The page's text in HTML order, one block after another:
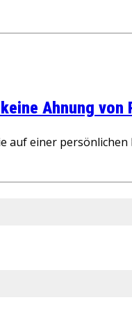
Ahnung von
auf einer persönlichen